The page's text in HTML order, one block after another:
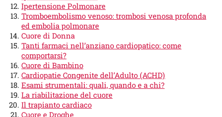
Ipertensione Polmonare
Tromboembolismo venoso: trombosi venosa profonda
ed embolia polmonare
Cuore di Donna
Tanti farmaci nell’anziano cardiopatico: come
comportarsi?
Cuore di Bambino
Cardiopatie Congenite dell’Adulto (ACHD)
Esami strumentali: quali, quando e a chi?
La riabilitazione del cuore
Il trapianto cardiaco
Cuore e Droghe